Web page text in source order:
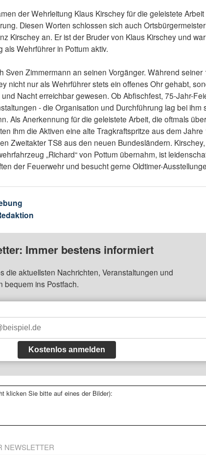
der Wehrleitung Klaus Kirschey für die geleistete Arbeit
Diesen Worten schlossen sich auch
Kirschey an. Er ist der Bruder von Klaus Kirschey und
Wehrführer in Pottum aktiv.
Sven Zimmermann an seinen Vorgänger. Während seiner
nicht nur als Wehrführer stets ein offenes Ohr gehabt,
Nacht erreichbar gewesen. Ob Abfischfest, 75-Jahr-
- die Organisation und Durchführung lag bei ihm
Als Anerkennung für die geleistete Arbeit, die oftmals
ihm die Aktiven eine alte Tragkraftspritze aus dem Jahre
Zweitakter TS8 aus den neuen Bundesländern.
„Richard“ von Pottum übernahm, ist
der Feuerwehr und besucht gerne Oldtimer-
Immer bestens informiert
die aktuellsten Nachrichten, Veranstaltungen und
bequem ins Postfach.
Kostenlos anmelden
klicken Sie bitte auf eines der Bilder):
NEWSLETTER